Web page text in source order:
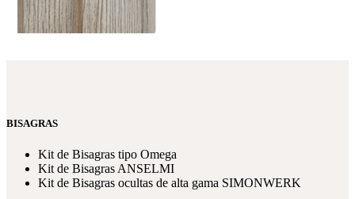
BISAGRAS
Kit de Bisagras tipo Omega
Kit de Bisagras ANSELMI
Kit de Bisagras ocultas de alta gama SIMONWERK